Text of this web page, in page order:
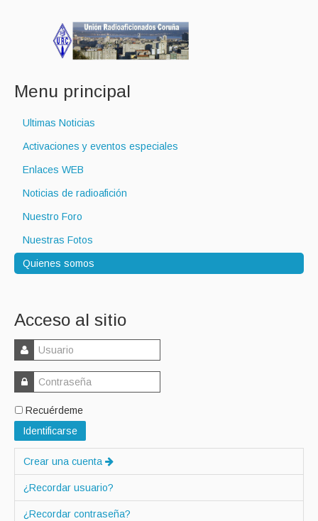
Menu principal
Ultimas Noticias
Activaciones y eventos especiales
Enlaces WEB
Noticias de radioafición
Nuestro Foro
Nuestras Fotos
Quienes somos
Acceso al sitio
Recuérdeme
Identificarse
Crear una cuenta
¿Recordar usuario?
¿Recordar contraseña?